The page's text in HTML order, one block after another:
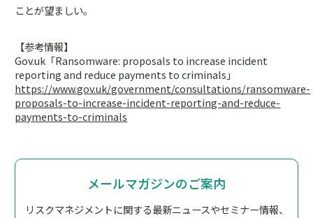
ことが望ましい。
【参考情報】
Gov.uk「Ransomware: proposals to increase incident
reporting and reduce payments to criminals」
https://www.gov.uk/government/consultations/ransomware-
proposals-to-increase-incident-reporting-and-reduce-
payments-to-criminals
メールマガジンのご案内
リスクマネジメントに関する最新ニュースやセミナー情報、